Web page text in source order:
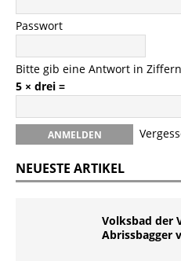
Passwort
Bitte gib eine Antwort in
5 × drei =
NEUESTE ARTIKEL
Volksbad der
Abrissbagger